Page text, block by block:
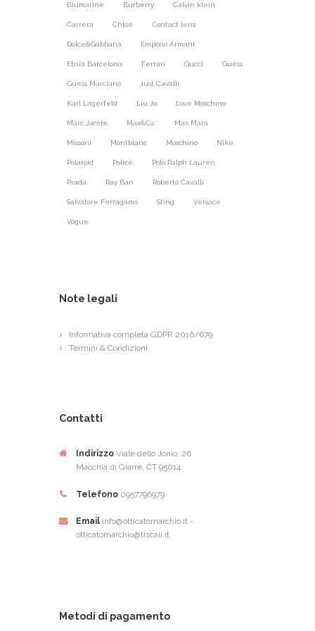
Blumarine Burberry Calvin klein
Carrera Chloé Contact lens
Dolce&Gabbana Emporio Armani
Etnia Barcelona Ferrari Gucci Guess
Guess Marciano Just Cavalli
Karl Lagerfeld Liu Jo Love Moschino
Marc Jacobs Max&Co. Max Mara
Missoni Montblanc Moschino Nike
Polaroid Police Polo Ralph Lauren
Prada Ray Ban Roberto Cavalli
Salvatore Ferragamo Sting Versace
Vogue
Note legali
Informativa completa GDPR 2016/679
Termini & Condizioni
Contatti
Indirizzo Viale dello Jonio, 26
Macchia di Giarre, CT 95014
Telefono 0957796979
Email info@otticatomarchio.it -
otticatomarchio@tiscali.it
Metodi di pagamento